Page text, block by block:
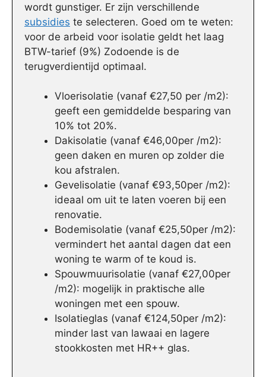
wordt gunstiger. Er zijn verschillende
subsidies te selecteren. Goed om te weten:
voor de arbeid voor isolatie geldt het laag
BTW-tarief (9%) Zodoende is de
terugverdientijd optimaal.
Vloerisolatie (vanaf €27,50 per /m2):
geeft een gemiddelde besparing van
10% tot 20%.
Dakisolatie (vanaf €46,00per /m2):
geen daken en muren op zolder die
kou afstralen.
Gevelisolatie (vanaf €93,50per /m2):
ideaal om uit te laten voeren bij een
renovatie.
Bodemisolatie (vanaf €25,50per /m2):
vermindert het aantal dagen dat een
woning te warm of te koud is.
Spouwmuurisolatie (vanaf €27,00per
/m2): mogelijk in praktische alle
woningen met een spouw.
Isolatieglas (vanaf €124,50per /m2):
minder last van lawaai en lagere
stookkosten met HR++ glas.